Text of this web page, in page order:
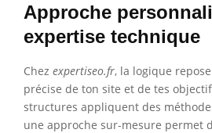
Approche
expertise technique
Chez expertiseo.fr, la logique
précise de ton site et de tes
structures appliquent des
une approche sur-mesure permet